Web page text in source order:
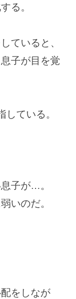
る。
ていると、
子が目を覚
ている。
子が…。
いのだ。
をしなが